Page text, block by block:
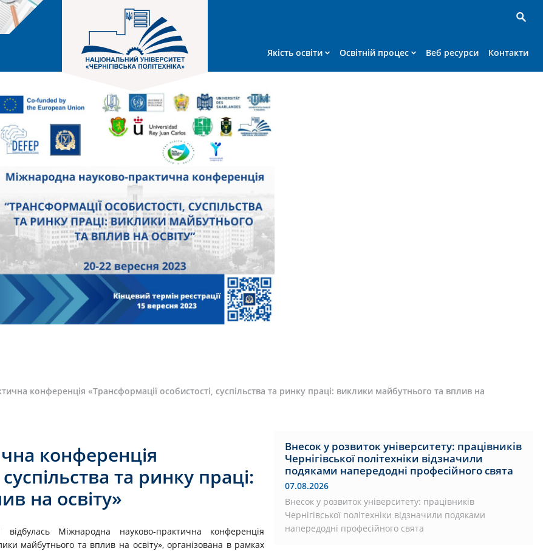
Якість освіти Освітній процес Веб ресурси Контакти
конференція «Трансформації особистості, суспільства та ринку праці: виклики майбутнього та вплив на
конференція
та ринку праці:
на освіту»
Міжнародна науково-практична конференція
майбутнього та вплив на освіту», організована в рамках
Внесок у розвиток університету: працівників
Чернігівської політехніки відзначили
подяками напередодні професійного свята
07.08.2026
Внесок у розвиток університету: працівників
Чернігівської політехніки відзначили подяками
напередодні професійного свята